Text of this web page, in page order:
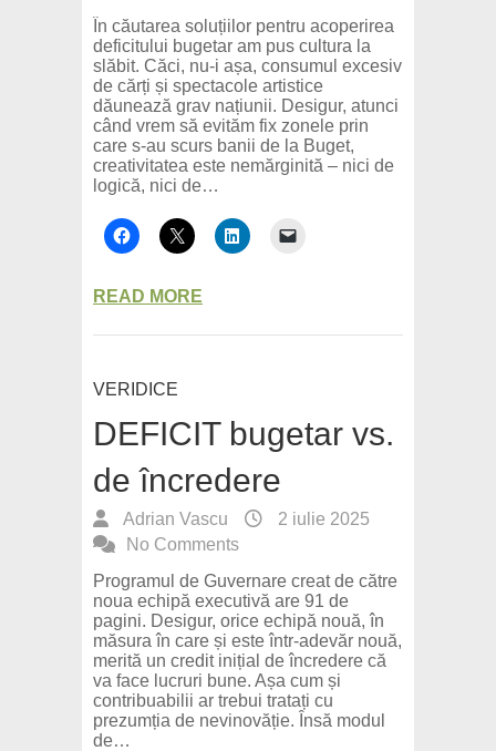
În căutarea soluțiilor pentru acoperirea
deficitului bugetar am pus cultura la
slăbit. Căci, nu-i așa, consumul excesiv
de cărți și spectacole artistice
dăunează grav națiunii. Desigur, atunci
când vrem să evităm fix zonele prin
care s-au scurs banii de la Buget,
creativitatea este nemărginită – nici de
logică, nici de…
READ MORE
VERIDICE
DEFICIT bugetar vs.
de încredere
Adrian Vascu
2 iulie 2025
No Comments
Programul de Guvernare creat de către
noua echipă executivă are 91 de
pagini. Desigur, orice echipă nouă, în
măsura în care și este într-adevăr nouă,
merită un credit inițial de încredere că
va face lucruri bune. Așa cum și
contribuabilii ar trebui tratați cu
prezumția de nevinovăție. Însă modul
de…